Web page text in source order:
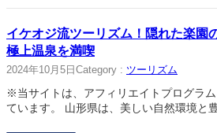
イケオジ流ツーリズム！隠れた楽園
極上温泉を満喫
2024年10月5日 Category : ツーリズム
※当サイトは、アフィリエイトプログラ
ています。 山形県は、美しい自然環境と